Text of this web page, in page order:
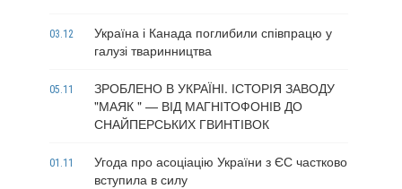
03.12
Україна і Канада поглибили співпрацю у
галузі тваринництва
05.11
ЗРОБЛЕНО В УКРАЇНІ. ІСТОРІЯ ЗАВОДУ
"МАЯК " — ВІД МАГНІТОФОНІВ ДО
СНАЙПЕРСЬКИХ ГВИНТІВОК
01.11
Угода про асоціацію України з ЄС частково
вступила в силу